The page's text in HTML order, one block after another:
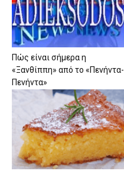
Πώς είναι σήμερα η
«Ξανθίππη» από το «Πενήντα-
Πενήντα»